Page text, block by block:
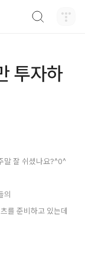
투자하
말 잘 쉬셨나요?^0^
의
를 준비하고 있는데